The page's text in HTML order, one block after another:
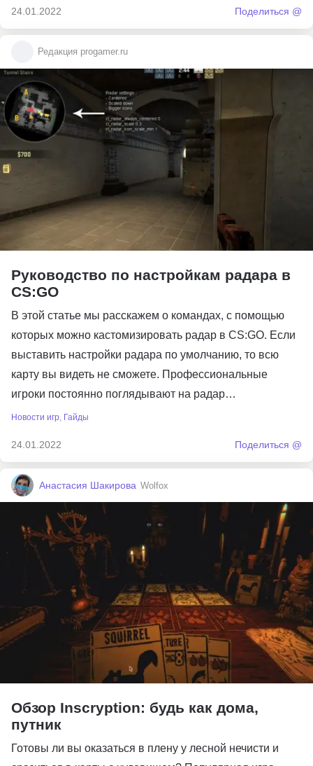
24.01.2022 Поделиться @
Редакция progamer.ru
Руководство по настройкам радара в
CS:GO
В этой статье мы расскажем о командах, с помощью
которых можно кастомизировать радар в CS:GO. Если
выставить настройки радара по умолчанию, то всю
карту вы видеть не сможете. Профессиональные
игроки постоянно поглядывают на радар…
Новости игр Гайды
24.01.2022 Поделиться @
Анастасия Шакирова Wolfox
Обзор Inscryption: будь как дома,
путник
Готовы ли вы оказаться в плену у лесной нечисти и